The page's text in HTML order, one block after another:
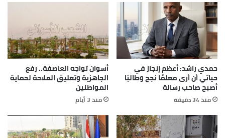
حمدي راشد: أعظم إنجاز في
حياتي أن أرى معلمًا نجح وطالبًا
أصبح صاحب رسالة
منذ 34 دقيقة
أسوان تواجه العاصفة.. رفع
الجاهزية وتعليق الملاحة لحماية
المواطنين
منذ 3 أيام